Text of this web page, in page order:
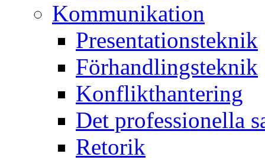
Kommunikation
Presentationsteknik
Förhandlingsteknik
Konflikthantering
Det professionella
Retorik